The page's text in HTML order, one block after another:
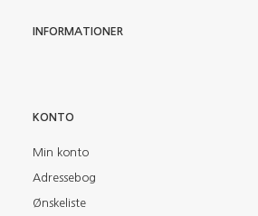
INFORMATIONER
KONTO
Min konto
Adressebog
Ønskeliste